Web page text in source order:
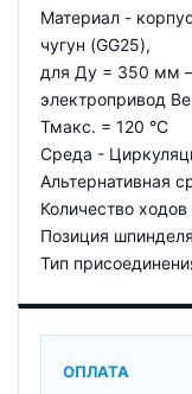
Материал -
чугун (GG25),
для Ду = 350 мм
электропривод
Тмакс. = 120 °С
Среда -
Альтернативная
Количество
Позиция
Тип
ОПЛАТА